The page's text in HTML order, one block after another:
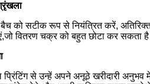
बैच को सटीक रूप से नियंत्रित करें,
वितरण चक्र को बहुत छोटा कर
प्रिंटिंग से उन्हें अपने अनूठे खरीदारी